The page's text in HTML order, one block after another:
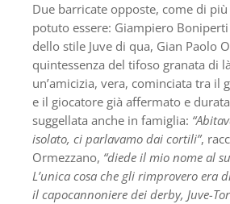
Due barricate opposte, come di
potuto essere: Giampiero Boniperti
dello stile Juve di qua, Gian Paolo
quintessenza del tifoso granata di
un’amicizia, vera, cominciata tra il
e il giocatore già affermato e
suggellata anche in famiglia:
isolato, ci parlavamo dai cortili”,
Ormezzano, “diede il mio nome al
L’unica cosa che gli rimprovero era
il capocannoniere dei derby, Juve-